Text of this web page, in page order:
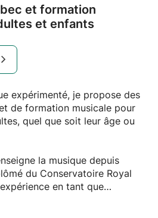
et formation
et enfants
expérimenté, je propose des
de formation musicale pour
quel que soit leur âge ou
la musique depuis
du Conservatoire Royal
en tant que
ayant donné des cours